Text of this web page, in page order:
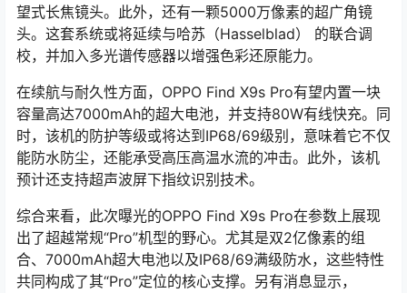
望式长焦镜头。此外，还有一颗5000万像素的超广角镜
头。这套系统或将延续与哈苏（Hasselblad） 的联合调
校，并加入多光谱传感器以增强色彩还原能力。
在续航与耐久性方面，OPPO Find X9s Pro有望内置一块
容量高达7000mAh的超大电池，并支持80W有线快充。同
时，该机的防护等级或将达到IP68/69级别，意味着它不仅
能防水防尘，还能承受高压高温水流的冲击。此外，该机
预计还支持超声波屏下指纹识别技术。
综合来看，此次曝光的OPPO Find X9s Pro在参数上展现
出了超越常规“Pro”机型的野心。尤其是双2亿像素的组
合、7000mAh超大电池以及IP68/69满级防水，这些特性
共同构成了其“Pro”定位的核心支撑。另有消息显示，